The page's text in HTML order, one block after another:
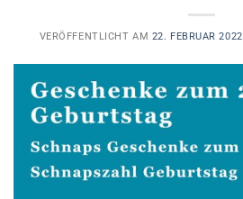
VERÖFFENTLICHT AM 22. FEBRUAR 2022